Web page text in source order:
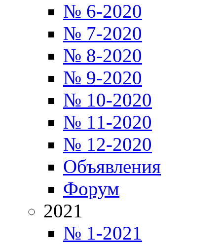
№ 6-2020
№ 7-2020
№ 8-2020
№ 9-2020
№ 10-2020
№ 11-2020
№ 12-2020
Объявления
Форум
2021
№ 1-2021